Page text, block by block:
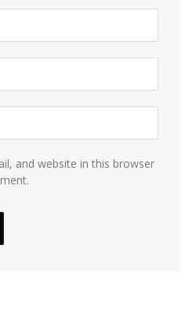
and website in this browser